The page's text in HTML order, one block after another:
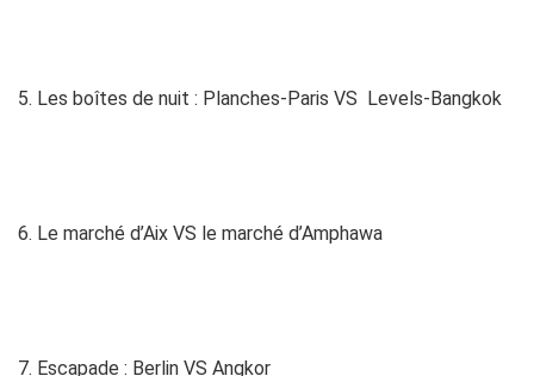
5. Les boîtes de nuit : Planches-Paris VS Levels-Bangkok
6. Le marché d’Aix VS le marché d’Amphawa
7. Escapade : Berlin VS Angkor